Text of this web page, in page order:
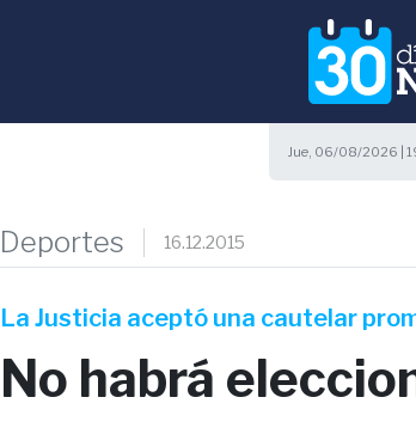
Jue, 06/08/2026 |
Deportes 16.12.2015
La Justicia aceptó una cautelar
No habrá